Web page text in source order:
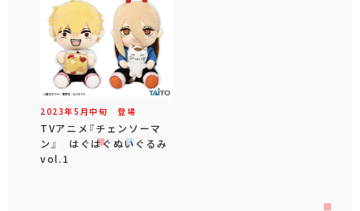
2023年5 月中旬 登場
TVアニメ『チェンソーマ
ン』 はぐはぐぬいぐるみ
vol.1